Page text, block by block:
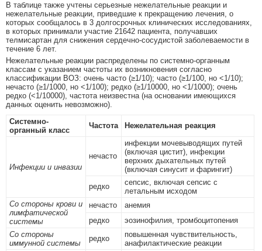
В таблице также учтены серьезные нежелательные реакции и
нежелательные реакции, приведшие к прекращению лечения, о
которых сообщалось в 3 долгосрочных клинических исследованиях,
в которых принимали участие 21642 пациента, получавших
телмисартан для снижения сердечно-сосудистой заболеваемости в
течение 6 лет.
Нежелательные реакции распределены по системно-органным
классам с указанием частоты их возникновения согласно
классификации ВОЗ: очень часто (≥1/10); часто (≥1/100, но <1/10);
нечасто (≥1/1000, но <1/100); редко (≥1/10000, но <1/1000); очень
редко (<1/10000), частота неизвестна (на основании имеющихся
данных оценить невозможно).
Системно-
органный класс
Частота Нежелательная реакция
Инфекции и инвазии
нечасто
инфекции мочевыводящих путей
(включая цистит), инфекции
верхних дыхательных путей
(включая синусит и фарингит)
редко
сепсис, включая сепсис с
летальным исходом
Со стороны крови и
лимфатической
системы
нечасто
анемия
редко
эозинофилия, тромбоцитопения
Со стороны
иммунной системы
редко
повышенная чувствительность,
анафилактические реакции